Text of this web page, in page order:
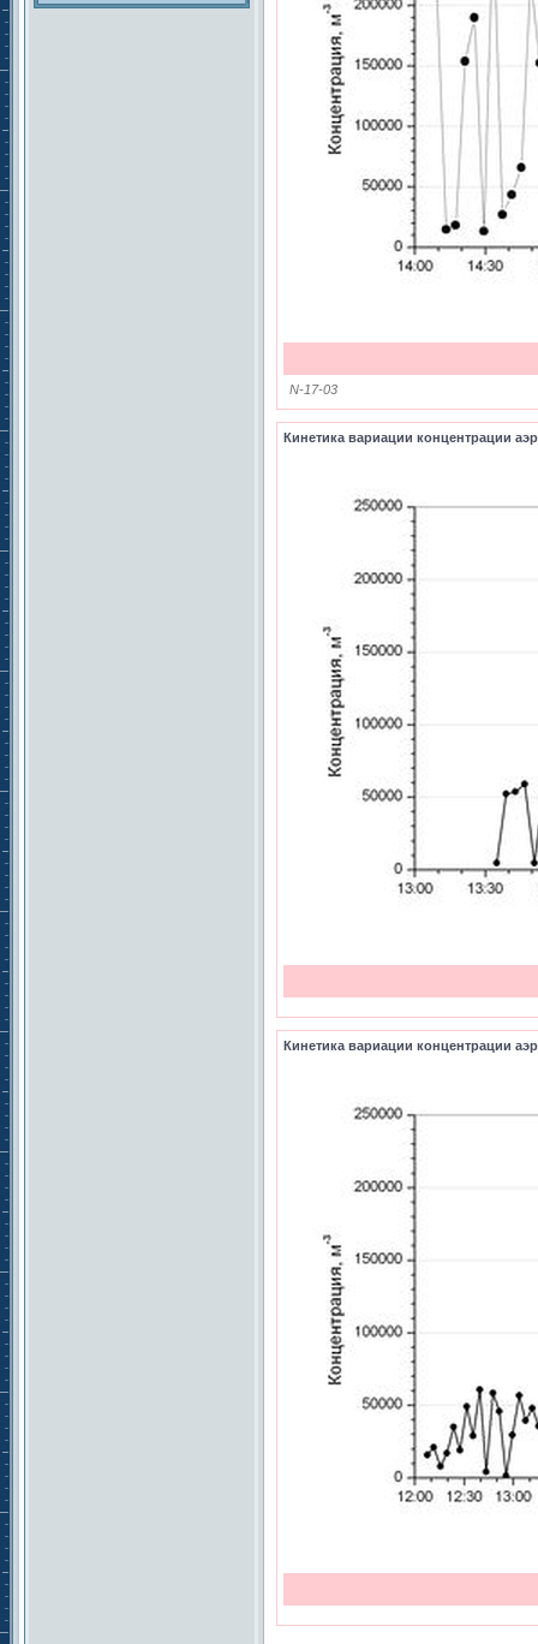
N-17-03
Кинетика вариации концентрации
Кинетика вариации концентрации